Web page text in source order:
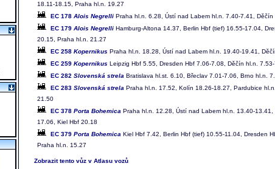
18.11-18.15, Praha hl.n. 19.27
EC 178 Alois Negrelli Praha hl.n. 6.28, Ústí nad Labem hl.n. 7.40-7.41,
EC 179 Alois Negrelli Hamburg-Altona 14.37, Berlin Hbf (tief) 16.55-17.04,
20.15, Praha hl.n. 21.27
EC 258 Kopernikus Praha hl.n. 18.28, Ústí nad Labem hl.n. 19.40-19.41,
EC 259 Kopernikus Leipzig Hbf 5.55, Dresden Hbf 7.06-7.08, Děčín hl.n.
EC 282 Slovenská strela Bratislava hl.st. 6.10, Břeclav 7.01-7.06, Brno hl.n.
EC 283 Slovenská strela Praha hl.n. 17.52, Kolín 18.26-18.27, Pardubice
21.50
EC 378 Porta Bohemica Praha hl.n. 12.28, Ústí nad Labem hl.n. 13.40-
17.06, Kiel Hbf 20.18
EC 379 Porta Bohemica Kiel Hbf 7.42, Berlin Hbf (tief) 10.55-11.04, Dresden
Praha hl.n. 15.27
Zobrazit tento vůz v Atlasu vozů